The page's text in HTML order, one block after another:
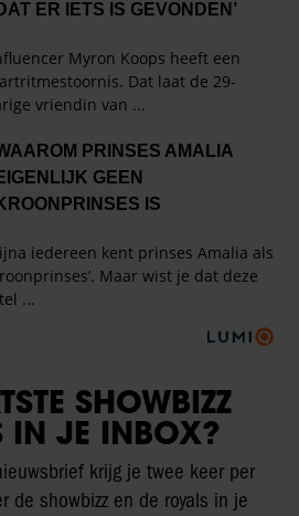
SHOWBIZZ
IN JE INBOX?
krijg je twee keer per
de showbizz en de royals in je